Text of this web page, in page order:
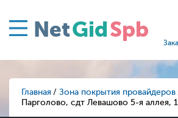
NetGidSpb
Главная
Зона покрытия провайдеров
Парголово, сдт Левашово 5-я аллея,